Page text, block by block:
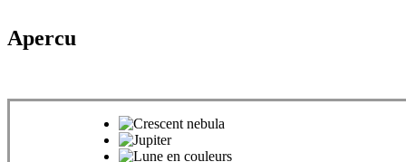
Apercu